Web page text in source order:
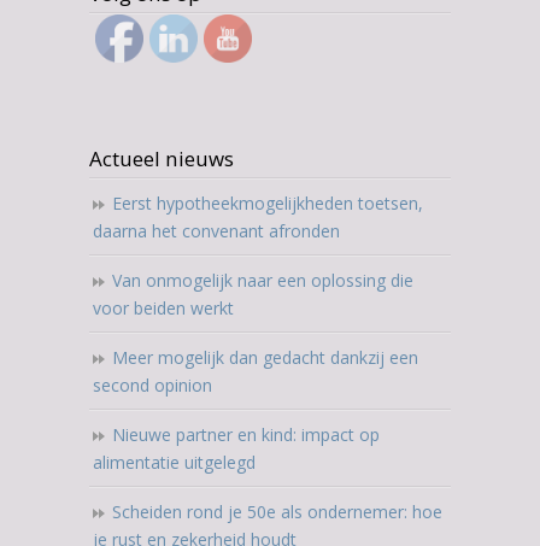
Actueel nieuws
Eerst hypotheekmogelijkheden toetsen,
daarna het convenant afronden
Van onmogelijk naar een oplossing die
voor beiden werkt
Meer mogelijk dan gedacht dankzij een
second opinion
Nieuwe partner en kind: impact op
alimentatie uitgelegd
Scheiden rond je 50e als ondernemer: hoe
je rust en zekerheid houdt